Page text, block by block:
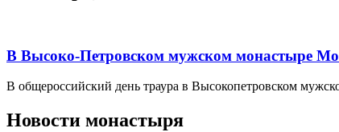
В Высоко-Петровском мужском монастыре
В общероссийский день траура в Высокопетровском
Новости монастыря